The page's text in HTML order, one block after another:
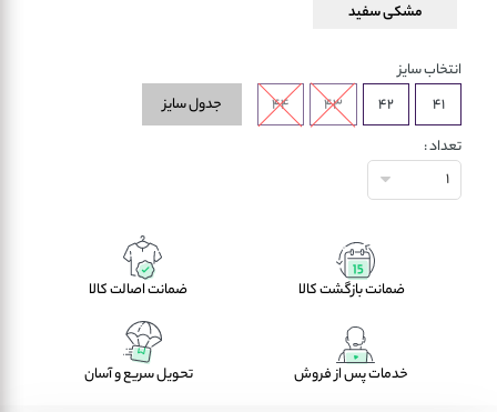
مشکی سفید
انتخاب سایز
41
42
43
44 جدول سایز
تعداد :
1
ضمانت بازگشت کالا ضمانت اصالت کالا
خدمات پس از فروش تحویل سریع و آسان